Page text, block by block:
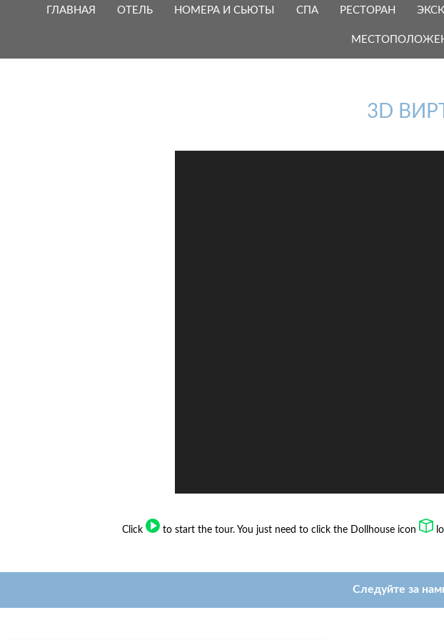
ГЛАВНАЯ ОТЕЛЬ НОМЕРА И СЬЮТЫ СПА РЕСТОРАН
3D
Click to start the tour. You just need to click the Dollhouse icon
Следуйте за
Панель управления cookies